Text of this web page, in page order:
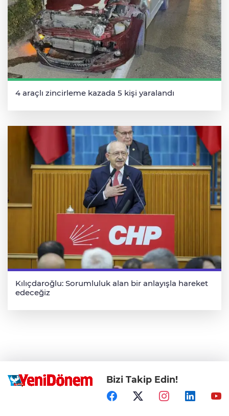
4 araçlı zincirleme kazada 5 kişi yaralandı
Kılıçdaroğlu: Sorumluluk alan bir anlayışla hareket
edeceğiz
Bizi Takip Edin!